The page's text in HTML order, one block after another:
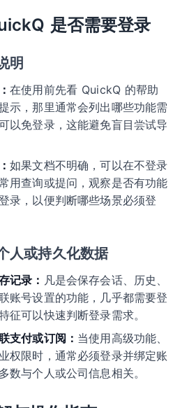
是否需要登录
明
在使用前先看 QuickQ 的帮助
示，那里通常会列出哪些功能需
以免登录，这能避免盲目尝试导
如果文档不明确，可以在不登录
用查询或提问，观察是否有功能
录，以便判断哪些场景必须登
人或持久化数据
记录： 凡是会保存会话、历史、
账号设置的功能，几乎都需要登
征可以快速判断登录需求。
支付或订阅： 当使用高级功能、
权限时，通常必须登录并绑定账
数与个人或公司信息相关。